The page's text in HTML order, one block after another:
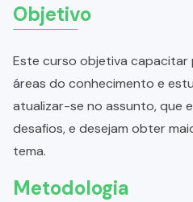
Objetivo
Este curso objetiva capacitar
áreas do conhecimento e
atualizar-se no assunto, que
desafios, e desejam obter
tema.
Metodologia